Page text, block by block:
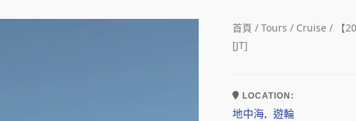
首頁 / Tours / Cruise / 【
[JT]
LOCATION:
地中海, 遊輪